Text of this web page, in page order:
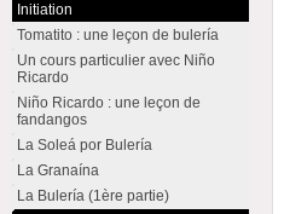
Initiation
Tomatito : une leçon de bulería
Un cours particulier avec Niño
Ricardo
Niño Ricardo : une leçon de
fandangos
La Soleá por Bulería
La Granaína
La Bulería (1ère partie)